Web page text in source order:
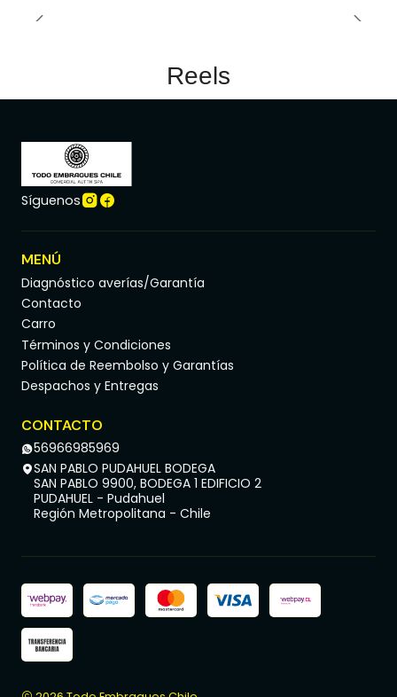
Reels
Síguenos
MENÚ
Diagnóstico averías/Garantía
Contacto
Carro
Términos y Condiciones
Política de Reembolso y Garantías
Despachos y Entregas
CONTACTO
56966985969
SAN PABLO PUDAHUEL BODEGA
SAN PABLO 9900, BODEGA 1 EDIFICIO 2
PUDAHUEL - Pudahuel
Región Metropolitana - Chile